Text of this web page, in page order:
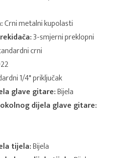
Crni metalni kupolasti
3-smjerni preklopni
crni
1/4" priključak
glave gitare:Bijela
dijela glave gitare:
tijela:Bijela